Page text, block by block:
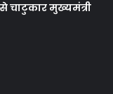
चाटुकार मुख्यमंत्री